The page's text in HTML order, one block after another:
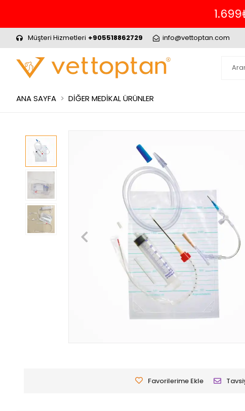
Müşteri Hizmetleri +905518862729 info@vettoptan.com
ANA SAYFA DİĞER MEDİKAL ÜRÜNLER
Favorilerime Ekle